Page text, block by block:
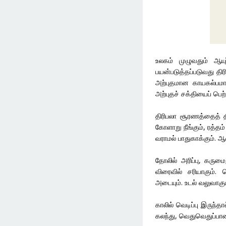
உலகம் முழுவதும்
பயன்படுத்தப்படுவது
அற்புதமான
அற்புதச் சக்தியைப்
திரிபலா சூரணத்தைத்
கோளாறு நீங்கும், ரத்தம்
வராமல் பாதுகாக்கும்.
தோலில் அரிப்பு,
விரைவில் சரியாகும்.
அடையும். உடல்
காலில் வெடிப்பு
கலந்து,